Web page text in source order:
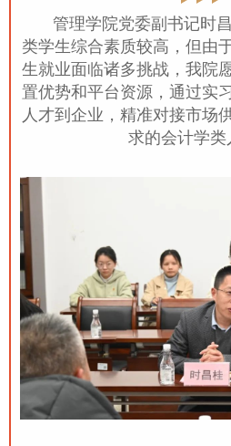
管理学院党委副书记时
类学生综合素质较高，但由
生就业面临诸多挑战，我院
置优势和平台资源，通过实
人才到企业，精准对接市场
求的会计学类